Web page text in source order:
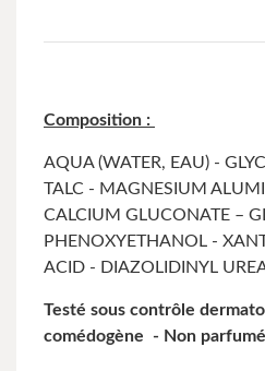
Composition :
AQUA (WATER, EAU) -
TALC - MAGNESIUM
CALCIUM GLUCONATE –
PHENOXYETHANOL -
ACID - DIAZOLIDINYL
Testé sous contrôle
comédogène - Non parfumé